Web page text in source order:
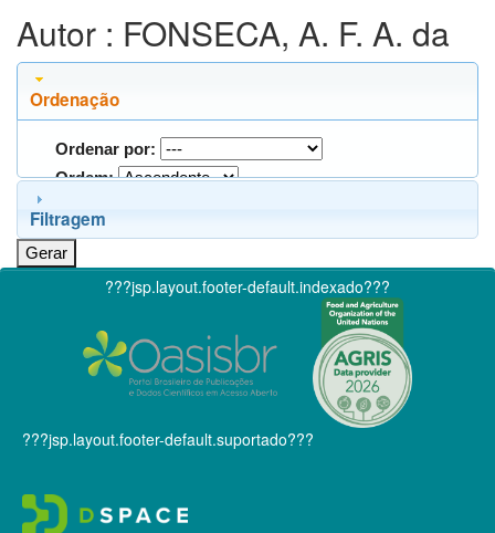
Autor : FONSECA, A. F. A. da
Ordenação
Ordenar por:
Ordem:
Filtragem
???jsp.layout.footer-default.indexado???
???jsp.layout.footer-default.suportado???